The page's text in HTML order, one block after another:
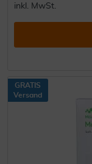
inkl. MwSt.
GRATIS
Versand